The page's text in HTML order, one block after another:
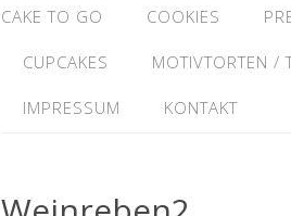
CAKE TO GO COOKIES
CUPCAKES MOTIVTORTEN /
IMPRESSUM KONTAKT